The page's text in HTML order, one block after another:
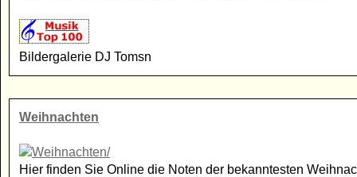
Bildergalerie DJ Tomsn
Weihnachten
Hier finden Sie Online die Noten der bekanntesten